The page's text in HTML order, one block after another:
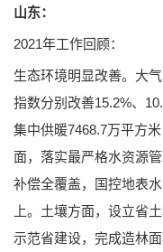
山东：
2021年工作回顾：
生态环境明显改善。大
指数分别改善15.2%、
集中供暖7468.7万平方
面，落实最严格水资源
补偿全覆盖，国控地表
上。土壤方面，设立省
示范省建设，完成造林